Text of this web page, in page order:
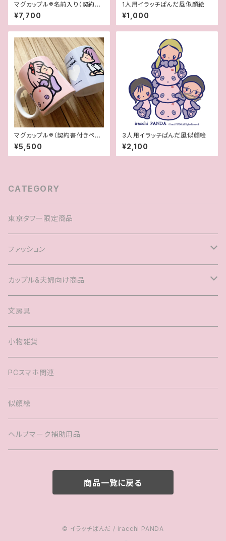
マグカップル®︎名前入り（契約書
付き世界に一つオリジナルペア
マグカップ）
¥7,700
1人用イラッチぱんだ風似顔絵
¥1,000
マグカップル®︎（契約書付きペア
マグカップ）
¥5,500
3人用イラッチぱんだ風似顔絵
¥2,100
CATEGORY
東京タワー限定商品
ファッション
Tシャツ
キャップ
ヘアアクセサリー
バック
キッズTシャツ
カップル&夫婦向け商品
マグカップル®️
婚姻届
文房具
小物雑貨
PCスマホ関連
似顔絵
ヘルプマーク補助用品
商品一覧に戻る
© イラッチぱんだ / iracchi PANDA